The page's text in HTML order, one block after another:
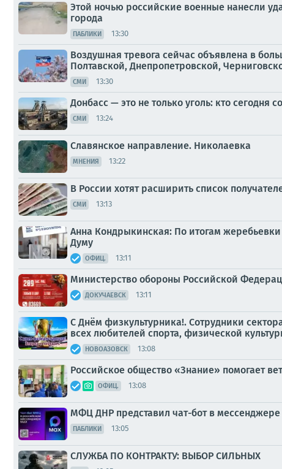
Этой ночью российские военные нанесли
города
ПАБЛИКИ 13:30
Воздушная тревога сейчас объявлена в
Полтавской, Днепропетровской,
СМИ 13:30
Донбасс — это не только уголь: кто сегодня
СМИ 13:24
Славянское направление. Николаевка
МНЕНИЯ 13:22
В России хотят расширить список
СМИ 13:13
Анна Кондрыкинская: По итогам
Думу
ОФИЦ. 13:11
Министерство обороны Российской
ДОКУЧАЕВСК 13:11
С Днём физкультурника!. Сотрудники
всех любителей спорта, физической
НОВОАЗОВСК 13:08
Российское общество «Знание» помогает
ОФИЦ. 13:08
МФЦ ДНР представил чат-бот в мессенджере
ПАБЛИКИ 13:05
СЛУЖБА ПО КОНТРАКТУ: ВЫБОР СИЛЬНЫХ